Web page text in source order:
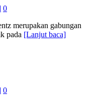
0
merupakan gabungan
pada [Lanjut baca]
0